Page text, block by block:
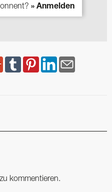
» Anmelden
kommentieren.